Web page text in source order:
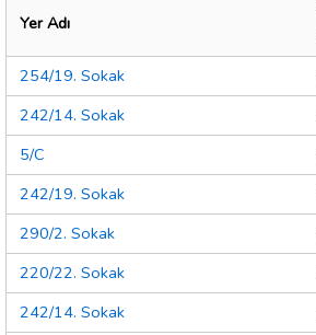
Yer Adı
254/19. Sokak
242/14. Sokak
5/C
242/19. Sokak
290/2. Sokak
220/22. Sokak
242/14. Sokak